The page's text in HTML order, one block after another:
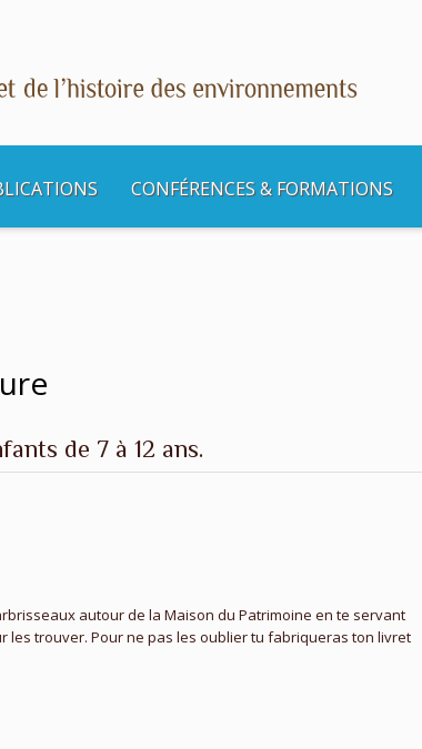
CONFÉRENCES & FORMATIONS
de 7 à 12 ans.
autour de la Maison du Patrimoine en te servant
les trouver. Pour ne pas les oublier tu fabriqueras ton livret